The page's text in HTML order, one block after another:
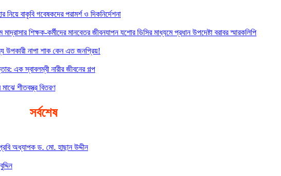
নিয়ে বাকৃবি গবেষকদের পরামর্শ ও দিকনির্দেশনা
শিক্ষক-কর্মীদের মানবেতর জীবনযাপন যশোর ডিসির মাধ্যমে প্রধান উপদেষ্টা বরাবর স্মারকলিপি
উপকারী নাপা শাক কেন এত জনপ্রিয়!
এক স্বাবলম্বী নারীর জীবনের গল্প
মাঝে শীতবস্ত্র বিতরণ
সর্বশেষ
অধ্যাপক ড. মো. হাছান উদ্দীন